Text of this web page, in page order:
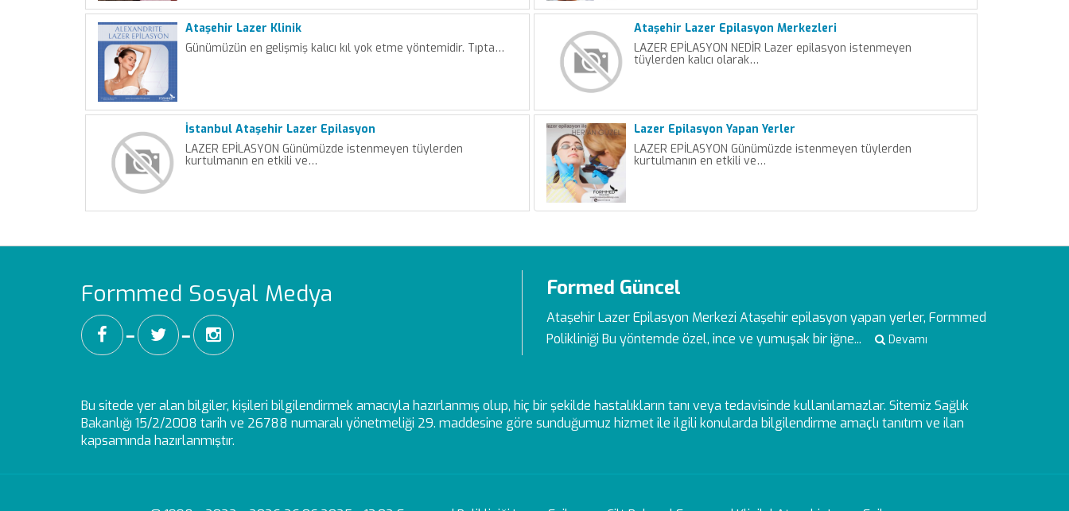
Ataşehir Lazer Klinik
Günümüzün en gelişmiş kalıcı kıl yok etme yöntemidir. Tıpta…
Ataşehir Lazer Epilasyon Merkezleri
LAZER EPİLASYON NEDİR Lazer epilasyon istenmeyen
tüylerden kalıcı olarak…
İstanbul Ataşehir Lazer Epilasyon
LAZER EPİLASYON Günümüzde istenmeyen tüylerden
kurtulmanın en etkili ve…
Lazer Epilasyon Yapan Yerler
LAZER EPİLASYON Günümüzde istenmeyen tüylerden
kurtulmanın en etkili ve…
Formmed Sosyal Medya
━ ━
Formed Güncel
Ataşehir Lazer Epilasyon Merkezi Ataşehir epilasyon yapan yerler, Formmed
Polikliniği Bu yöntemde özel, ince ve yumuşak bir iğne...
Devamı
Bu sitede yer alan bilgiler, kişileri bilgilendirmek amacıyla hazırlanmış olup, hiç bir şekilde hastalıkların tanı veya tedavisinde kullanılamazlar. Sitemiz Sağlık
Bakanlığı 15/2/2008 tarih ve 26788 numaralı yönetmeliği 29. maddesine göre sunduğumuz hizmet ile ilgili konularda bilgilendirme amaçlı tanıtım ve ilan
kapsamında hazırlanmıştır.